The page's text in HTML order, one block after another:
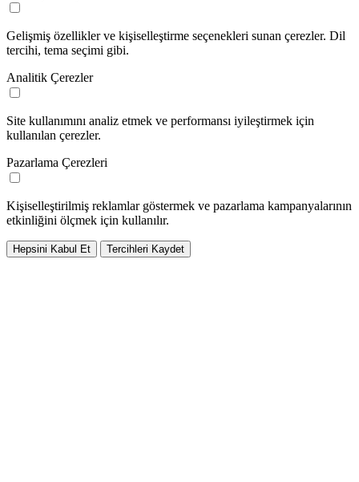
Gelişmiş özellikler ve kişiselleştirme seçenekleri sunan çerezler. Dil
tercihi, tema seçimi gibi.
Analitik Çerezler
Site kullanımını analiz etmek ve performansı iyileştirmek için
kullanılan çerezler.
Pazarlama Çerezleri
Kişiselleştirilmiş reklamlar göstermek ve pazarlama kampanyalarının
etkinliğini ölçmek için kullanılır.
Hepsini Kabul Et Tercihleri Kaydet